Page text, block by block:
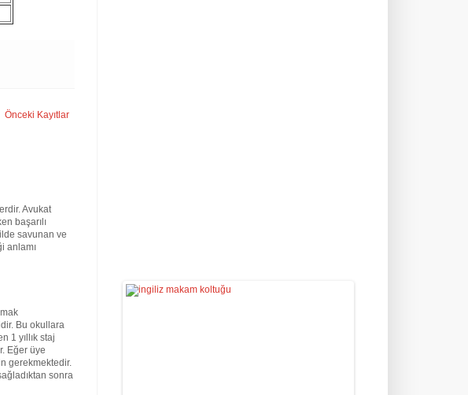
Önceki Kayıtlar
Avukat
başarılı
savunan ve
anlamı
Bu okullara
1 yıllık staj
Eğer üye
gerekmektedir.
sonra